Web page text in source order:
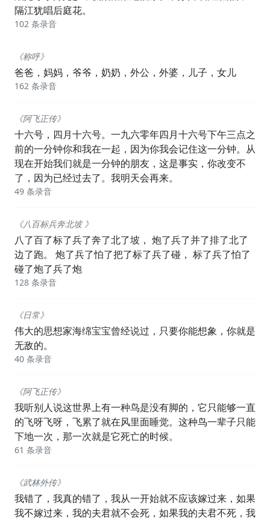
隔江犹唱后庭花。
102 条录音
《称呼》
爸爸，妈妈，爷爷，奶奶，外公，外婆，儿子，女儿
162 条录音
《阿飞正传》
十六号，四月十六号。一九六零年四月十六号下午三点之
前的一分钟你和我在一起，因为你我会记住这一分钟。从
现在开始我们就是一分钟的朋友，这是事实，你改变不
了，因为已经过去了。我明天会再来。
49 条录音
《八百标兵奔北坡 》
八了百了标了兵了奔了北了坡， 炮了兵了并了排了北了
边了跑。 炮了兵了怕了把了标了兵了碰， 标了兵了怕了
碰了炮了兵了炮
128 条录音
《日常》
伟大的思想家海绵宝宝曾经说过，只要你能想象，你就是
无敌的。
40 条录音
《阿飞正传》
我听别人说这世界上有一种鸟是没有脚的，它只能够一直
的飞呀飞呀，飞累了就在风里面睡觉。这种鸟一辈子只能
下地一次，那一次就是它死亡的时候。
61 条录音
《武林外传》
我错了，我真的错了，我从一开始就不应该嫁过来，如果
我不嫁过来，我的夫君就不会死，如果我的夫君不死，我